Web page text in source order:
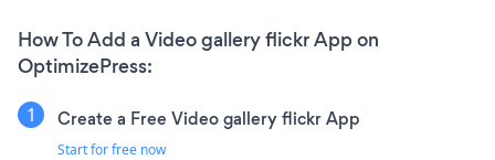
How To Add a Video gallery flickr App on
OptimizePress:
Create a Free Video gallery flickr App
Start for free now